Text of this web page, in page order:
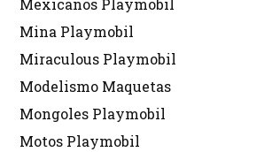
Mexicanos Playmobil
Mina Playmobil
Miraculous Playmobil
Modelismo Maquetas
Mongoles Playmobil
Motos Playmobil